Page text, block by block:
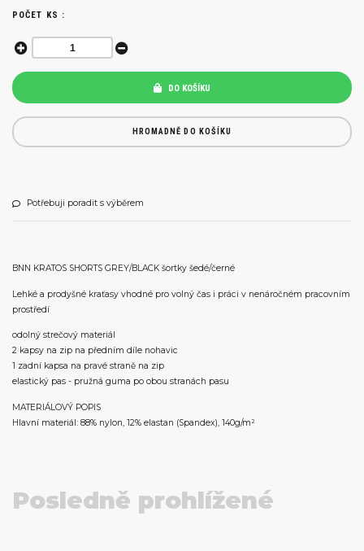
POČET KS :
DO KOŠÍKU
HROMADNĚ DO KOŠÍKU
Potřebuji poradit s výběrem
BNN KRATOS SHORTS GREY/BLACK šortky šedé/černé
Lehké a prodyšné kraťasy vhodné pro volný čas i práci v nenáročném pracovním
prostředí
odolný strečový materiál
2 kapsy na zip na předním díle nohavic
1 zadní kapsa na pravé straně na zip
elastický pas - pružná guma po obou stranách pasu
MATERIÁLOVÝ POPIS
Hlavní materiál: 88% nylon, 12% elastan (Spandex), 140g/m²
Posledně prohlížené